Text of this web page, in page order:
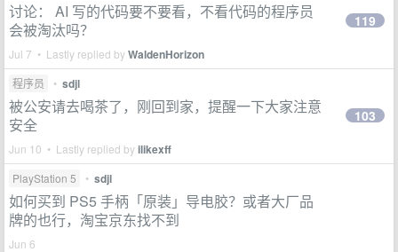
讨论： AI 写的代码要不要看，不看代码的程序员
会被淘汰吗？
Jul 7 • Lastly replied byWaldenHorizon
119
程序员 • sdjl
被公安请去喝茶了，刚回到家，提醒一下大家注意
安全
Jun 10 • Lastly replied byilikexff
103
PlayStation 5 • sdjl
如何买到 PS5 手柄「原装」导电胶？或者大厂品
牌的也行，淘宝京东找不到
Jun 6